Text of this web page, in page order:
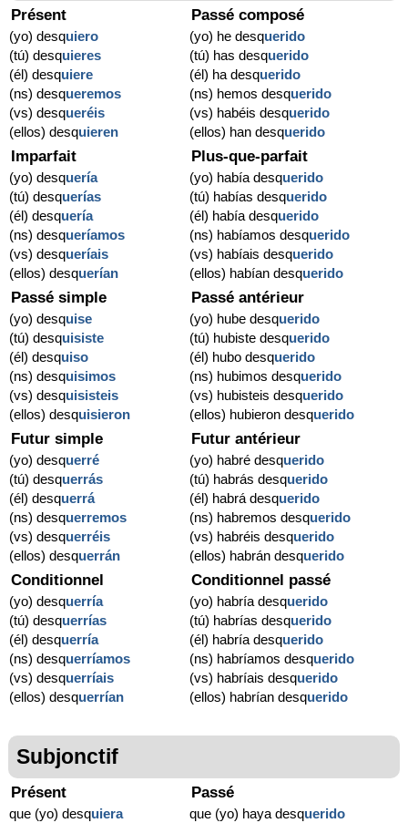
Présent
(yo) desquiero
(tú) desquieres
(él) desquiere
(ns) desqueremos
(vs) desqueréis
(ellos) desquieren
Passé composé
(yo) he desquerido
(tú) has desquerido
(él) ha desquerido
(ns) hemos desquerido
(vs) habéis desquerido
(ellos) han desquerido
Imparfait
(yo) desquería
(tú) desquerías
(él) desquería
(ns) desqueríamos
(vs) desqueríais
(ellos) desquerían
Plus-que-parfait
(yo) había desquerido
(tú) habías desquerido
(él) había desquerido
(ns) habíamos desquerido
(vs) habíais desquerido
(ellos) habían desquerido
Passé simple
(yo) desquise
(tú) desquisiste
(él) desquiso
(ns) desquisimos
(vs) desquisisteis
(ellos) desquisieron
Passé antérieur
(yo) hube desquerido
(tú) hubiste desquerido
(él) hubo desquerido
(ns) hubimos desquerido
(vs) hubisteis desquerido
(ellos) hubieron desquerido
Futur simple
(yo) desquerré
(tú) desquerrás
(él) desquerrá
(ns) desquerremos
(vs) desquerréis
(ellos) desquerrán
Futur antérieur
(yo) habré desquerido
(tú) habrás desquerido
(él) habrá desquerido
(ns) habremos desquerido
(vs) habréis desquerido
(ellos) habrán desquerido
Conditionnel
(yo) desquerría
(tú) desquerrías
(él) desquerría
(ns) desquerríamos
(vs) desquerríais
(ellos) desquerrían
Conditionnel passé
(yo) habría desquerido
(tú) habrías desquerido
(él) habría desquerido
(ns) habríamos desquerido
(vs) habríais desquerido
(ellos) habrían desquerido
Subjonctif
Présent
que (yo) desquiera
Passé
que (yo) haya desquerido